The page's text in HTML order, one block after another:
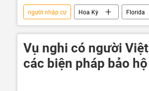
người nhập cư Hoa Kỳ Florida
biên giới
Mexico Thế giới
Vụ nghi có người
các biện pháp bảo